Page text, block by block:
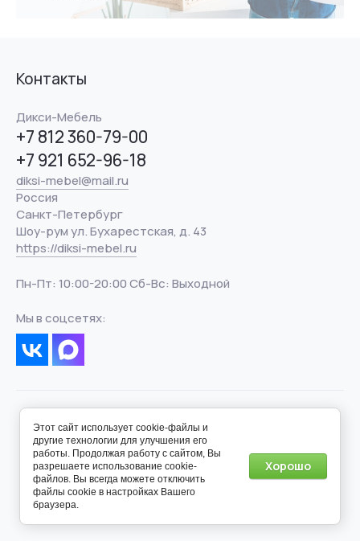
Контакты
Дикси-Мебель
+7 812 360-79-00
+7 921 652-96-18
diksi-mebel@mail.ru
Россия
Санкт-Петербург
Шоу-рум ул. Бухарестская, д. 43
https://diksi-mebel.ru
Пн-Пт: 10:00-20:00 Сб-Вс: Выходной
Мы в соцсетях:
© 2012 - 2026 - Дикси-Мебель
Создание сайта— megagroup.ru
Этот сайт использует cookie-файлы и
другие технологии для улучшения его
работы. Продолжая работу с сайтом, Вы
разрешаете использование cookie-
файлов. Вы всегда можете отключить
файлы cookie в настройках Вашего
браузера.
Хорошо